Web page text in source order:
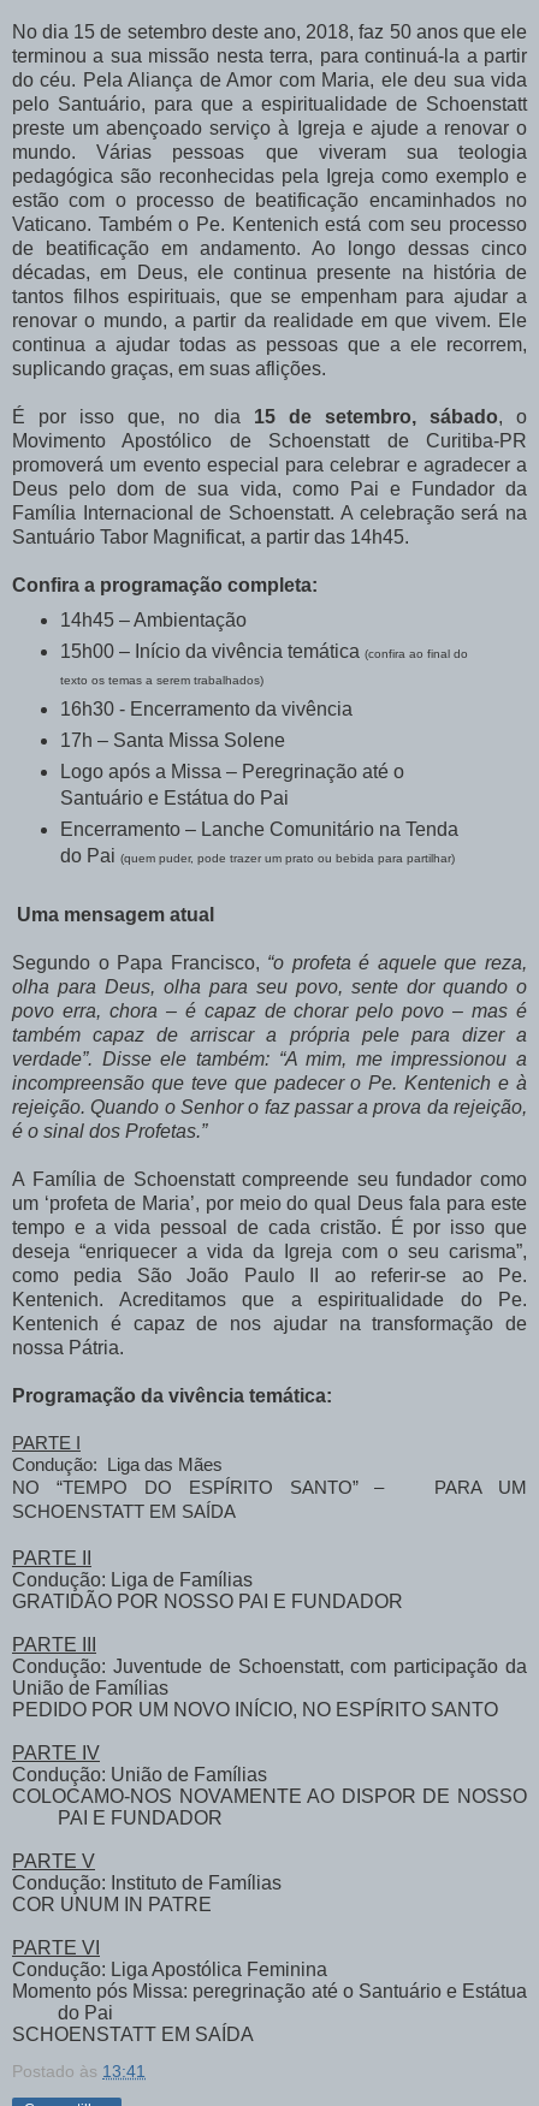
No dia 15 de setembro deste ano, 2018, faz 50 anos que ele
terminou a sua missão nesta terra, para continuá-la a partir
do céu. Pela Aliança de Amor com Maria, ele deu sua vida
pelo Santuário, para que a espiritualidade de Schoenstatt
preste um abençoado serviço à Igreja e ajude a renovar o
mundo. Várias pessoas que viveram sua teologia
pedagógica são reconhecidas pela Igreja como exemplo e
estão com o processo de beatificação encaminhados no
Vaticano. Também o Pe. Kentenich está com seu processo
de beatificação em andamento. Ao longo dessas cinco
décadas, em Deus, ele continua presente na história de
tantos filhos espirituais, que se empenham para ajudar a
renovar o mundo, a partir da realidade em que vivem. Ele
continua a ajudar todas as pessoas que a ele recorrem,
suplicando graças, em suas aflições.
É por isso que, no dia 15 de setembro, sábado, o
Movimento Apostólico de Schoenstatt de Curitiba-PR
promoverá um evento especial para celebrar e agradecer a
Deus pelo dom de sua vida, como Pai e Fundador da
Família Internacional de Schoenstatt. A celebração será na
Santuário Tabor Magnificat, a partir das 14h45.
Confira a programação completa:
14h45 – Ambientação
15h00 – Início da vivência temática (confira ao final do
texto os temas a serem trabalhados)
16h30 - Encerramento da vivência
17h – Santa Missa Solene
Logo após a Missa – Peregrinação até o
Santuário e Estátua do Pai
Encerramento – Lanche Comunitário na Tenda
do Pai (quem puder, pode trazer um prato ou bebida para partilhar)
Uma mensagem atual
Segundo o Papa Francisco, “o profeta é aquele que reza,
olha para Deus, olha para seu povo, sente dor quando o
povo erra, chora – é capaz de chorar pelo povo – mas é
também capaz de arriscar a própria pele para dizer a
verdade”. Disse ele também: “A mim, me impressionou a
incompreensão que teve que padecer o Pe. Kentenich e à
rejeição. Quando o Senhor o faz passar a prova da rejeição,
é o sinal dos Profetas.”
A Família de Schoenstatt compreende seu fundador como
um ‘profeta de Maria’, por meio do qual Deus fala para este
tempo e a vida pessoal de cada cristão. É por isso que
deseja “enriquecer a vida da Igreja com o seu carisma”,
como pedia São João Paulo II ao referir-se ao Pe.
Kentenich. Acreditamos que a espiritualidade do Pe.
Kentenich é capaz de nos ajudar na transformação de
nossa Pátria.
Programação da vivência temática:
PARTE I
Condução:
Liga das Mães
NO “TEMPO DO ESPÍRITO SANTO” –
PARA UM
SCHOENSTATT EM SAÍDA
PARTE II
Condução: Liga de Famílias
GRATIDÃO POR NOSSO PAI E FUNDADOR
PARTE III
Condução: Juventude de Schoenstatt, com participação da
União de Famílias
PEDIDO POR UM NOVO INÍCIO, NO ESPÍRITO SANTO
PARTE IV
Condução: União de Famílias
COLOCAMO-NOS NOVAMENTE AO DISPOR DE NOSSO
PAI E FUNDADOR
PARTE V
Condução: Instituto de Famílias
COR UNUM IN PATRE
PARTE VI
Condução: Liga Apostólica Feminina
Momento pós Missa: peregrinação até o Santuário e Estátua
do Pai
SCHOENSTATT EM SAÍDA
Postado às 13:41